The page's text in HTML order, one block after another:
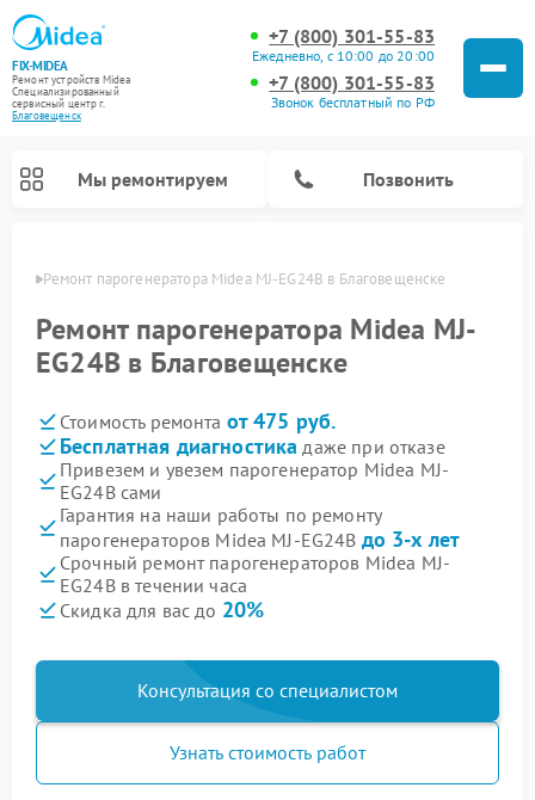
FIX-MIDEA
Ремонт устройств Midea
Специализированный
cервисный центр г.
Благовещенск
+7 (800) 301-55-83
Ежедневно, с 10:00 до 20:00
+7 (800) 301-55-83
Звонок бесплатный по РФ
Мы ремонтируем Позвонить
Ремонт парогенератора Midea MJ-EG24B в Благовещенске
Ремонт парогенератора Midea MJ-
EG24B в Благовещенске
Стоимость ремонта от 475 руб.
Бесплатная диагностика даже при отказе
Привезем и увезем парогенератор Midea MJ-
EG24B сами
Гарантия на наши работы по ремонту
парогенераторов Midea MJ-EG24B до 3-х лет
Срочный ремонт парогенераторов Midea MJ-
EG24B в течении часа
Скидка для вас до 20%
Консультация со специалистом
Узнать стоимость работ